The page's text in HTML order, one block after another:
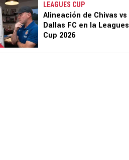
LEAGUES CUP
Alineación de Chivas vs
Dallas FC en la Leagues
Cup 2026